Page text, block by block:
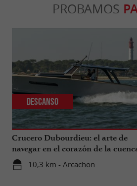
PROBAMOS
Crucero Dubourdieu: el arte de
navegar en el corazón de la
Arcachon.
10,3 km - Arcachon
Descanso